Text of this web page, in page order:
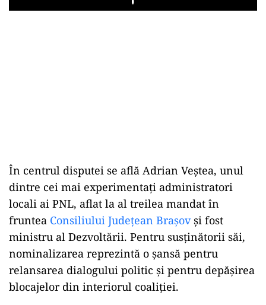
Play
În centrul disputei se află Adrian Veștea, unul
dintre cei mai experimentați administratori
locali ai PNL, aflat la al treilea mandat în
fruntea Consiliului Județean Brașovși fost
ministru al Dezvoltării. Pentru susținătorii săi,
nominalizarea reprezintă o șansă pentru
relansarea dialogului politic și pentru depășirea
blocajelor din interiorul coaliției.